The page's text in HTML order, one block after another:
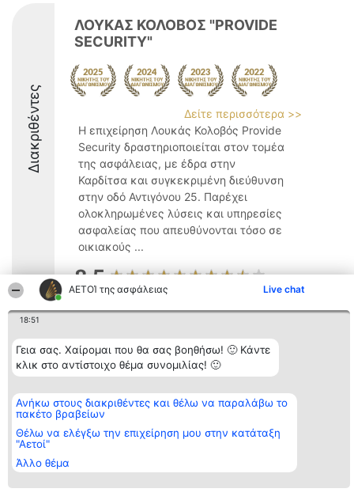
ΑΕΤΟΊ της ασφάλειας Live chat
18:51
Γεια σας. Χαίρομαι που θα σας βοηθήσω! 🙂 Κάντε
κλικ στο αντίστοιχο θέμα συνομιλίας! 🙂
Ανήκω στους διακριθέντες και θέλω να παραλάβω το
πακέτο βραβείων
Θέλω να ελέγξω την επιχείρηση μου στην κατάταξη
"Αετοί"
Άλλο θέμα
Διακριθέντες
ΛΟΥΚΑΣ ΚΟΛΟΒΟΣ "PROVIDE
SECURITY"
Δείτε περισσότερα >>
Η επιχείρηση Λουκάς Κολοβός Provide
Security δραστηριοποιείται στον τομέα
της ασφάλειας, με έδρα στην
Καρδίτσα και συγκεκριμένη διεύθυνση
στην οδό Αντιγόνου 25. Παρέχει
ολοκληρωμένες λύσεις και υπηρεσίες
ασφαλείας που απευθύνονται τόσο σε
οικιακούς ...
8.5
κατάταξης
BEAUTIFUL COMPANY
Μονοπρόσωπη ΙΚΕ
ΤΗΛ. ΕΠΙΚΟΙΝΩΝΙΑΣ:
email:
aetoi@beautifulcompany.co
Λίστα όλων
των
διακριθέντων
Όροι &
ΠΟΛΙΤΙΚΗ
ΑΠΟΡΡΗΤΟΥ
Επικοινωνία